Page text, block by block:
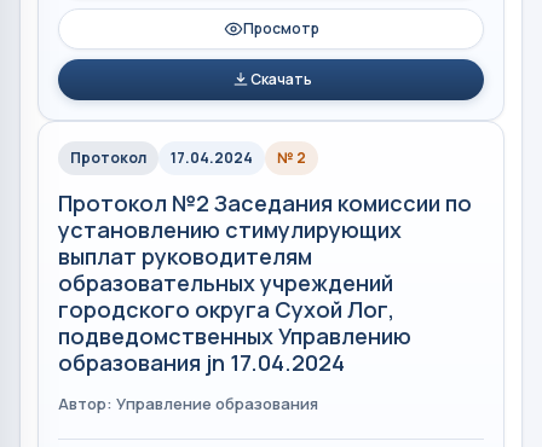
Просмотр
Скачать
Протокол 17.04.2024 № 2
Протокол №2 Заседания комиссии по
установлению стимулирующих
выплат руководителям
образовательных учреждений
городского округа Сухой Лог,
подведомственных Управлению
образования jn 17.04.2024
Автор: Управление образования